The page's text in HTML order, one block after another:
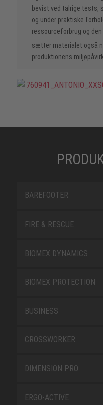
bevist ved talrige tests,
og under praktiske
ressourceforbrug og den
sætter materialet også
produktionens
BAREFOOTER
FIRE & RESCUE
BIOMEX DYNAMICS
BIOMEX PROTECTION
BUSINESS
CROSSWORKER
DIMENSION PRO
ERGO-ACTIVE